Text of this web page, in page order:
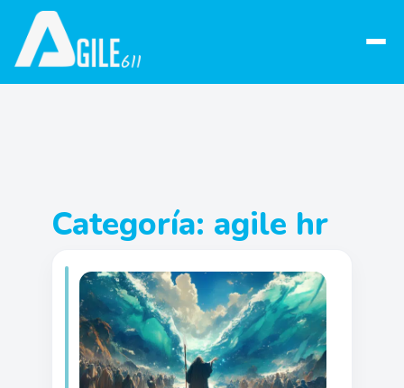
Abrir
Categoría: agile hr